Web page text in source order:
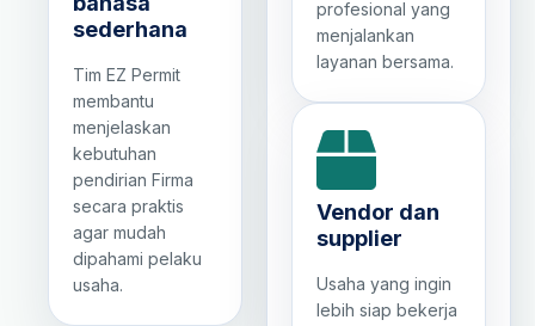
sederhana
Tim EZ Permit
membantu
menjelaskan
kebutuhan
pendirian Firma
secara praktis
agar mudah
dipahami pelaku
usaha.
profesional yang
menjalankan
layanan bersama.
Vendor dan
supplier
Usaha yang ingin
lebih siap bekerja